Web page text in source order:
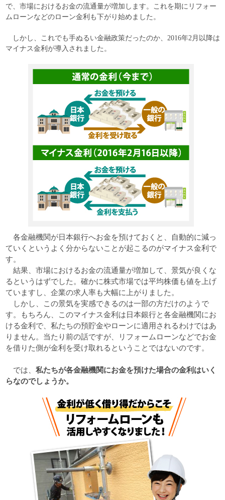
で、市場におけるお金の流通量が増加します。これを期にリフォー
ムローンなどのローン金利も下がり始めました。
しかし、これでも手ぬるい金融政策だったのか、2016年2月以降は
マイナス金利が導入されました。
各金融機関が日本銀行へお金を預けておくと、自動的に減っ
ていくというよく分からないことが起こるのがマイナス金利で
す。
結果、市場におけるお金の流通量が増加して、景気が良くな
るというはずでした。確かに株式市場では平均株価も値を上げ
ていますし、企業の求人率も大幅に上がりました。
しかし、この景気を実感できるのは一部の方だけのようで
す。もちろん、このマイナス金利は日本銀行と各金融機関にお
ける金利で、私たちの預貯金やローンに適用されるわけではあ
りません。当たり前の話ですが、リフォームローンなどでお金
を借りた側が金利を受け取れるということではないのです。
では、 私たちが各金融機関にお金を預けた場合の金利はいく
らなのでしょうか。